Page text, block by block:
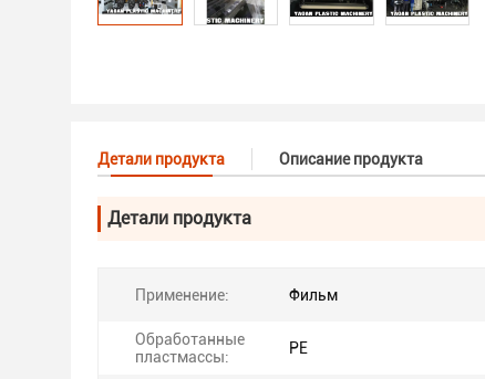
Детали продукта Описание продукта
Детали продукта
Применение: Фильм
Обработанные
пластмассы:
PE